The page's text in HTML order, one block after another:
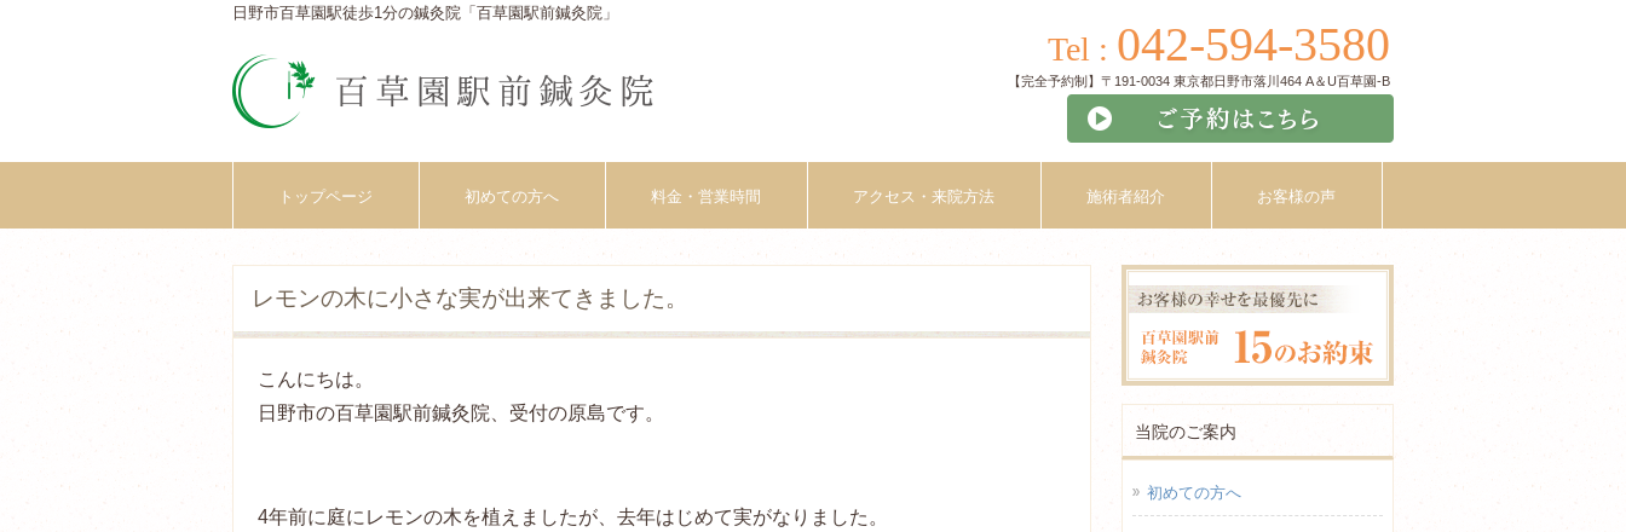
日野市百草園駅徒歩1分の鍼灸院「百草園駅前鍼灸院」
Tel : 042-594-3580
【完全予約制】〒191-0034 東京都日野市落川464 A＆U百草園-B
トップページ 初めての方へ 料金・営業時間 アクセス・来院方法 施術者紹介 お客様の声
レモンの木に小さな実が出来てきました。
こんにちは。
日野市の百草園駅前鍼灸院、受付の原島です。
4年前に庭にレモンの木を植えましたが、去年はじめて実がなりました。
当院のご案内
初めての方へ